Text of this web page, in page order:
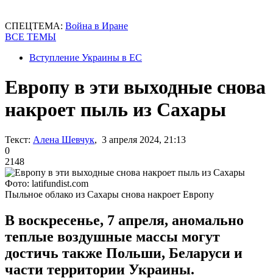
СПЕЦТЕМА: Война в Иране
ВСЕ ТЕМЫ
Вступление Украины в ЕС
Европу в эти выходные снова
накроет пыль из Сахары
Текст: Алена Шевчук, 3 апреля 2024, 21:13
0
2148
Фото: latifundist.com
Пыльное облако из Сахары снова накроет Европу
В воскресенье, 7 апреля, аномально
теплые воздушные массы могут
достичь также Польши, Беларуси и
части территории Украины.